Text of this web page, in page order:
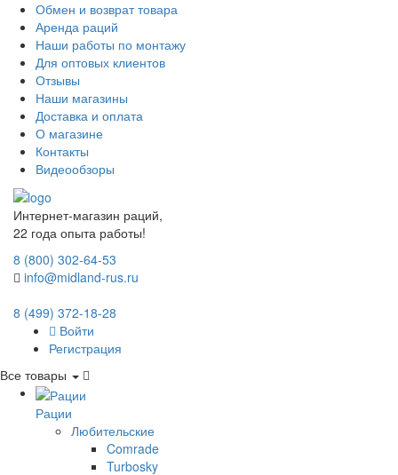
Обмен и возврат товара
Аренда раций
Наши работы по монтажу
Для оптовых клиентов
Отзывы
Наши магазины
Доставка и оплата
О магазине
Контакты
Видеообзоры
Интернет-магазин раций,
22 года опыта работы!
8 (800) 302-64-53
info@midland-rus.ru
8 (499) 372-18-28
Войти
Регистрация
Все товары
Рации
Любительские
Comrade
Turbosky